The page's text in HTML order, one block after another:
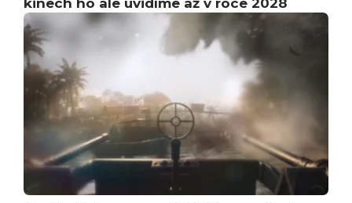
kinech ho ale uvidíme až v roce 2028